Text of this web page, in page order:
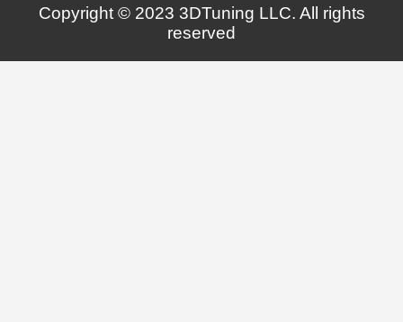
Copyright © 2023 3DTuning LLC. All rights
reserved